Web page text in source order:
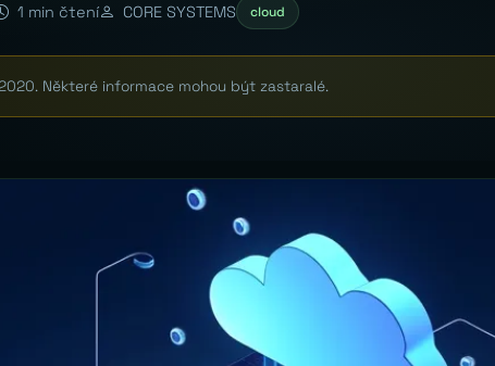
1 min čtení CORE SYSTEMS cloud
Některé informace mohou být zastaralé.